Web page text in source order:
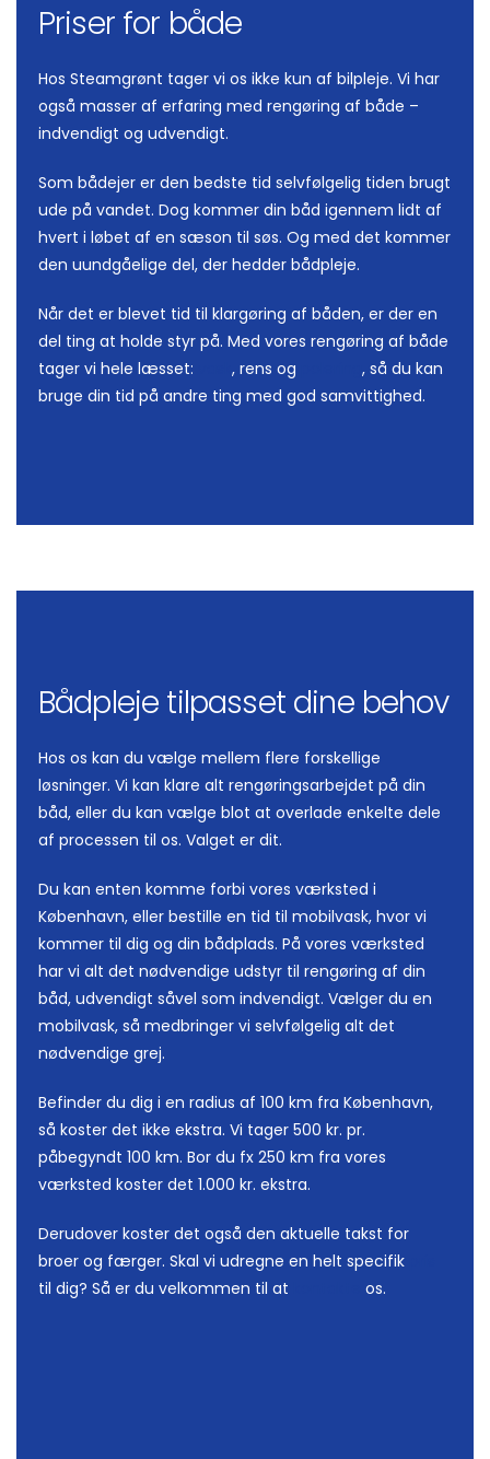
Priser for både
Hos Steamgrønt tager vi os ikke kun af bilpleje. Vi har
også masser af erfaring med rengøring af både –
indvendigt og udvendigt.
Som bådejer er den bedste tid selvfølgelig tiden brugt
ude på vandet. Dog kommer din båd igennem lidt af
hvert i løbet af en sæson til søs. Og med det kommer
den uundgåelige del, der hedder bådpleje.
Når det er blevet tid til klargøring af båden, er der en
del ting at holde styr på. Med vores rengøring af både
tager vi hele læsset:
, rens og
, så du kan
bruge din tid på andre ting med god samvittighed.
Bådpleje tilpasset dine behov
Hos os kan du vælge mellem flere forskellige
løsninger. Vi kan klare alt rengøringsarbejdet på din
båd, eller du kan vælge blot at overlade enkelte dele
af processen til os. Valget er dit.
Du kan enten komme forbi vores værksted i
København, eller bestille en tid til mobilvask, hvor vi
kommer til dig og din bådplads. På vores værksted
har vi alt det nødvendige udstyr til rengøring af din
båd, udvendigt såvel som indvendigt. Vælger du en
mobilvask, så medbringer vi selvfølgelig alt det
nødvendige grej.
Befinder du dig i en radius af 100 km fra København,
så koster det ikke ekstra. Vi tager 500 kr. pr.
påbegyndt 100 km. Bor du fx 250 km fra vores
værksted koster det 1.000 kr. ekstra.
Derudover koster det også den aktuelle takst for
broer og færger. Skal vi udregne en helt specifik
til dig? Så er du velkommen til at
os.